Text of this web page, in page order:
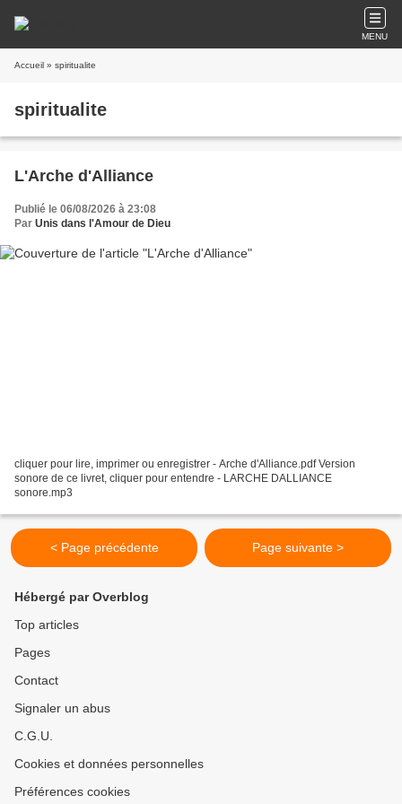
MENU
Accueil » spiritualite
spiritualite
L'Arche d'Alliance
Publié le 06/08/2026 à 23:08
Par Unis dans l'Amour de Dieu
cliquer pour lire, imprimer ou enregistrer - Arche d'Alliance.pdf Version
sonore de ce livret, cliquer pour entendre - LARCHE DALLIANCE
sonore.mp3
< Page précédente Page suivante >
Hébergé par Overblog
Top articles
Pages
Contact
Signaler un abus
C.G.U.
Cookies et données personnelles
Préférences cookies